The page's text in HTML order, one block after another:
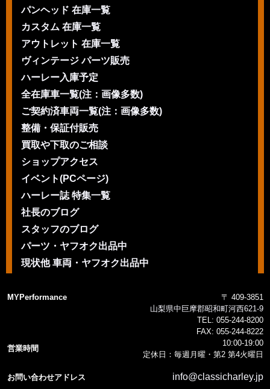
パンヘッド 在庫一覧
カスタム 在庫一覧
アウトレット 在庫一覧
ヴィンテージ パーツ販売
ハーレー入庫予定
全在庫車一覧(注：画像多数)
ご契約済車両一覧(注：画像多数)
整備・保証付販売
買取や下取のご相談
ショップアクセス
イベント(PCページ)
ハーレー誌 特集一覧
社長のブログ
スタッフのブログ
パーツ・ヤフオク出品中
現状他 車両・ヤフオク出品中
MYPerformance
〒 409-3851
山梨県中巨摩郡昭和町河西621-9
TEL: 055-244-8200
FAX: 055-244-8222
営業時間
10:00-19:00
定休日：毎週月曜・第2 第4火曜日
お問い合わせアドレス info@classicharley.jp